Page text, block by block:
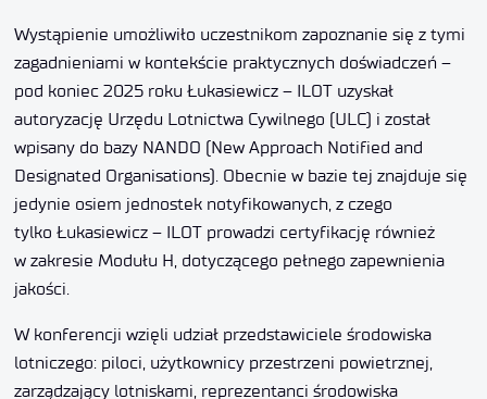
Wystąpienie umożliwiło uczestnikom zapoznanie się z tymi
zagadnieniami w kontekście praktycznych doświadczeń –
pod koniec 2025 roku Łukasiewicz – ILOT uzyskał
autoryzację Urzędu Lotnictwa Cywilnego (ULC) i został
wpisany do bazy NANDO (New Approach Notified and
Designated Organisations). Obecnie w bazie tej znajduje się
jedynie osiem jednostek notyfikowanych, z czego
tylko Łukasiewicz – ILOT prowadzi certyfikację również
w zakresie Modułu H, dotyczącego pełnego zapewnienia
jakości.
W konferencji wzięli udział przedstawiciele środowiska
lotniczego: piloci, użytkownicy przestrzeni powietrznej,
zarządzający lotniskami, reprezentanci środowiska